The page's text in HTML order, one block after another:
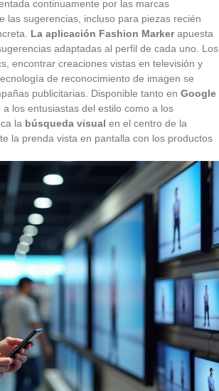
continuamente por las marcas
las sugerencias, incluso para piezas recién
La aplicación Fashion Markerapuesta
adaptadas al perfil de cada uno. Los
encontrar creaciones vistas en televisión y
de reconocimiento de imagen se
publicitarias. Disponible tanto en Google
a los entusiastas del estilo como a los
la búsqueda visual en el centro de la
la prenda vista en pantalla con los productos